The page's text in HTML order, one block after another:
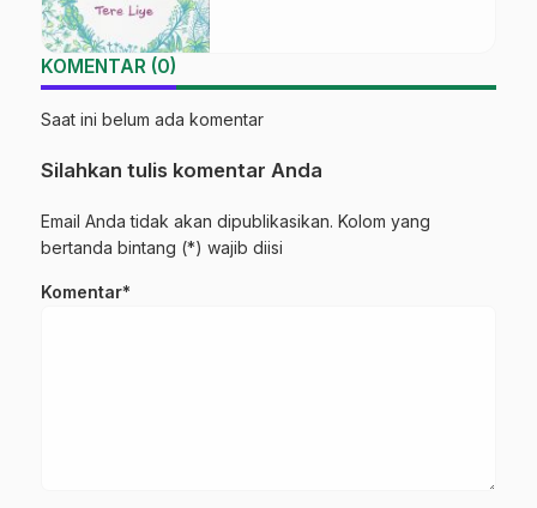
KOMENTAR (0)
Saat ini belum ada komentar
Silahkan tulis komentar Anda
Email Anda tidak akan dipublikasikan. Kolom yang
bertanda bintang (*) wajib diisi
Komentar*